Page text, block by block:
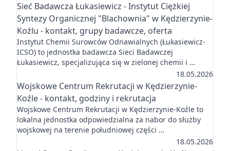
Sieć Badawcza Łukasiewicz - Instytut Ciężkiej
Syntezy Organicznej "Blachownia" w Kędzierzynie-
Koźlu - kontakt, grupy badawcze, oferta
Instytut Chemii Surowców Odnawialnych (Łukasiewicz-
ICSO) to jednostka badawcza Sieci Badawczej
Łukasiewicz, specjalizująca się w zielonej chemii i …
18.05.2026
Wojskowe Centrum Rekrutacji w Kędzierzynie-
Koźle - kontakt, godziny i rekrutacja
Wojskowe Centrum Rekrutacji w Kędzierzynie-Koźle to
lokalna jednostka odpowiedzialna za nabor do służby
wojskowej na terenie południowej części …
18.05.2026